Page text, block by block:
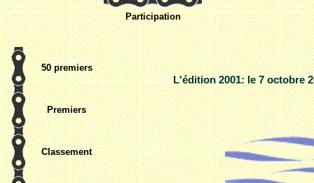
Participation
50 premiers
Premiers
Classement
L'édition 2001: le 7 octobre